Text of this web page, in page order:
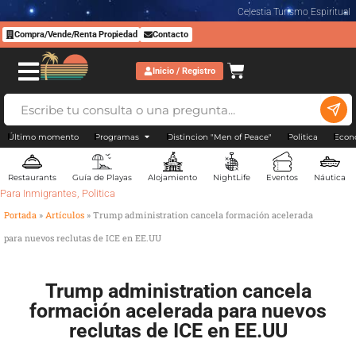
Celestia Turismo Espiritual
Compra/Vende/Renta Propiedad Contacto
Inicio / Registro
Último momento Programas Distincion "Men of Peace" Politica
Restaurants Guía de Playas Alojamiento NightLife Eventos Náutica
Para Inmigrantes, Politica
Portada » Artículos » Trump administration cancela formación acelerada
para nuevos reclutas de ICE en EE.UU
Trump administration cancela
formación acelerada para nuevos
reclutas de ICE en EE.UU